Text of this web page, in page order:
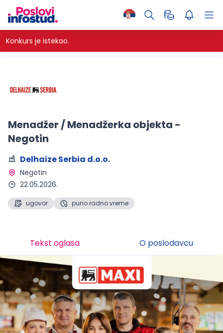
Konkurs je istekao.
Menadžer / Menadžerka objekta -
Negotin
Delhaize Serbia d.o.o.
Negotin
22.05.2026.
ugovor puno radno vreme
Tekst oglasa O poslodavcu